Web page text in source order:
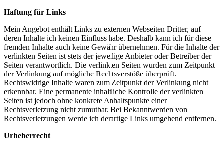
Haftung für Links
Mein Angebot enthält Links zu externen Webseiten Dritter, auf
deren Inhalte ich keinen Einfluss habe. Deshalb kann ich für diese
fremden Inhalte auch keine Gewähr übernehmen. Für die Inhalte der
verlinkten Seiten ist stets der jeweilige Anbieter oder Betreiber der
Seiten verantwortlich. Die verlinkten Seiten wurden zum Zeitpunkt
der Verlinkung auf mögliche Rechtsverstöße überprüft.
Rechtswidrige Inhalte waren zum Zeitpunkt der Verlinkung nicht
erkennbar. Eine permanente inhaltliche Kontrolle der verlinkten
Seiten ist jedoch ohne konkrete Anhaltspunkte einer
Rechtsverletzung nicht zumutbar. Bei Bekanntwerden von
Rechtsverletzungen werde ich derartige Links umgehend entfernen.
Urheberrecht